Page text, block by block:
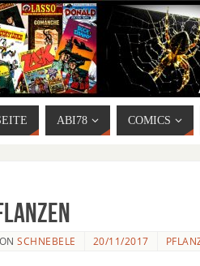
ABI78 COMICS
SCHNEBELE 20/11/2017